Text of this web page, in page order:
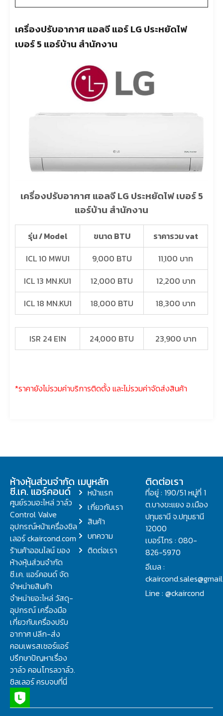
เครื่องปรับอากาศ แอลจี แอร์ LG ประหยัดไฟ
เบอร์ 5 แอร์บ้าน สำนักงาน
เครื่องปรับอากาศ แอลจี LG ประหยัดไฟ เบอร์ 5
แอร์บ้าน สำนักงาน
รุ่น / Model ขนาด BTU
ราคารวม vat
ICL 10 MWU1
9,000 BTU
11,100 บาท
ICL 13 MN.KU1
12,000 BTU
12,200 บาท
ICL 18 MN.KU1
18,000 BTU 18,300 บาท
ISR 24 E1N 24,000 BTU 23,900 บาท
*ราคายังไม่รวมค่าบริการติดตั้ง และไม่รวมค่าจัดส่งสินค้า
ห้างหุ้นส่วนจำกัด
ซี.เค. แอร์คอนด์
ศูนย์รวมอะไหล่ วาล์ว
Control Valve
อุปกรณ์หน้าเครื่องชิล
เลอร์ ckaircond.com
ร้านค้าออนไลน์ ของ
ห้างหุ้นส่วนจำกัด
ซี.เค. แอร์คอนด์ จัด
จำหน่ายสินค้า
จำหน่ายอะไหล่ วัสดุ-
อุปกรณ์ เครื่องมือ
เกี่ยวกับเครื่องปรับ
อากาศ ปลีก-ส่ง
คอมเพรสเซอร์แอร์
ปรึกษาปัญหาเรื่อง
วาล์ว คอนโทรลวาล์ว.
ชิลเลอร์ ครบจบที่นี่
เมนูหลัก
หน้าแรก
เกี่ยวกับเรา
สินค้า
บทความ
ติดต่อเรา
ติดต่อเรา
ที่อยู่ : 190/51 หมู่ที่ 1
ต.บางขะแยง อ.เมือง
ปทุมธานี จ.ปทุมธานี
12000
เบอร์โทร : 080-
826-5970
อีเมล :
Line : @ckaircond